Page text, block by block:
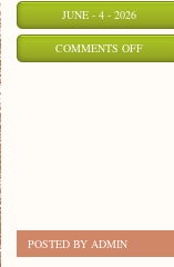
JUNE - 4 - 2026
COMMENTS OFFON
POSTED BY ADMIN